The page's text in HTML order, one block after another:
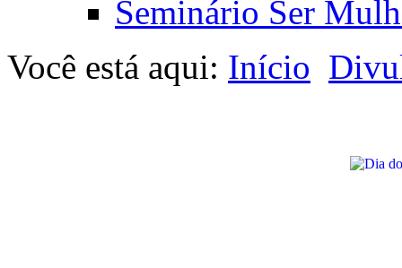
Seminário Ser
Você está aqui: Início